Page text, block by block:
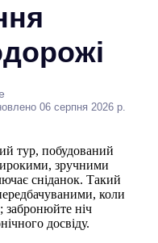
06 серпня 2026 р.
тур, побудований
зручними
сніданок. Такий
коли
забронюйте ніч
досвіду.